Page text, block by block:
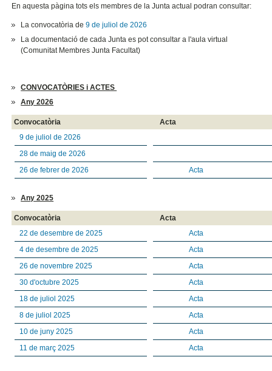
En aquesta pàgina tots els membres de la Junta actual podran consultar:
La convocatòria de9 de juliol de 2026
La documentació de cada Junta es pot consultar a l'aula virtual
(Comunitat Membres Junta Facultat)
CONVOCATÒRIES i ACTES
Any 2026
Convocatòria
Acta
9 de juliol de 2026
28 de maig de 2026
26 de febrer de 2026
Acta
Any 2025
Convocatòria
Acta
22 de desembre de 2025
Acta
4 de desembre de 2025
Acta
26 de novembre 2025
Acta
30 d'octubre 2025
Acta
18 de juliol 2025
Acta
8 de juliol 2025
Acta
10 de juny 2025
Acta
11 de març 2025
Acta